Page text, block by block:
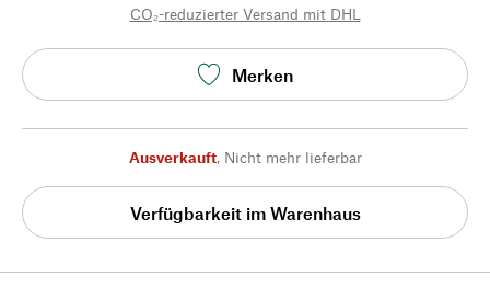
CO₂-reduzierter Versand mit DHL
Merken
Ausverkauft, Nicht mehr lieferbar
Verfügbarkeit im Warenhaus